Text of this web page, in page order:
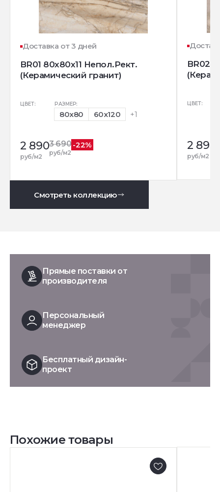
Доставка от 3 дней
BR01 80x80x11 Непол.Рект.
(Керамический гранит)
ЦВЕТ: РАЗМЕР:
80x80 60x120 +1
2 890
руб/м2
3 690
руб/м2
-22%
BR02
ЦВЕТ:
2 890
руб/м2
Смотреть коллекцию
Прямые поставки от
производителя
Персональный
менеджер
Бесплатный дизайн-
проект
Похожие товары